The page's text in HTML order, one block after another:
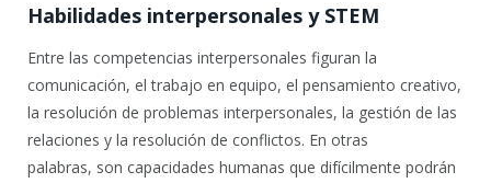
Habilidades interpersonales y STEM
Entre las competencias interpersonales figuran la
comunicación, el trabajo en equipo, el pensamiento creativo,
la resolución de problemas interpersonales, la gestión de las
relaciones y la resolución de conflictos. En otras
palabras, son capacidades humanas que difícilmente podrán